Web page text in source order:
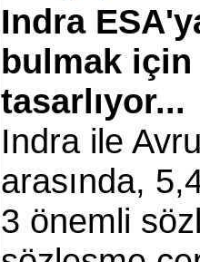
Indra
bulmak
tasarlıyor...
Indra ile
arasında,
3 önemli